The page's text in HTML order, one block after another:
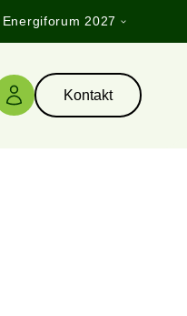
Energiforum 2027
Log ind
Kontakt